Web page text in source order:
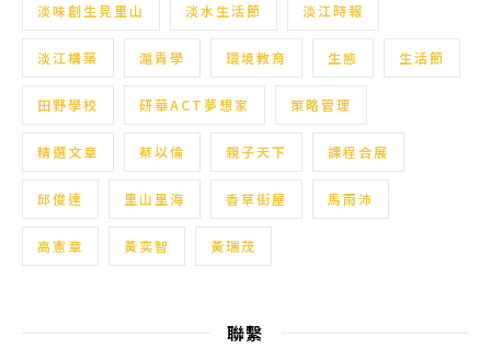
淡味創生見里山 淡水生活節 淡江時報
淡江構築 滬青學 環境教育 生態 生活節
田野學校 研華ACT夢想家 策略管理
精選文章 蔡以倫 親子天下 課程合展
邱俊達 里山里海 香草街屋 馬雨沛
高憲章 黃奕智 黃瑞茂
聯繫